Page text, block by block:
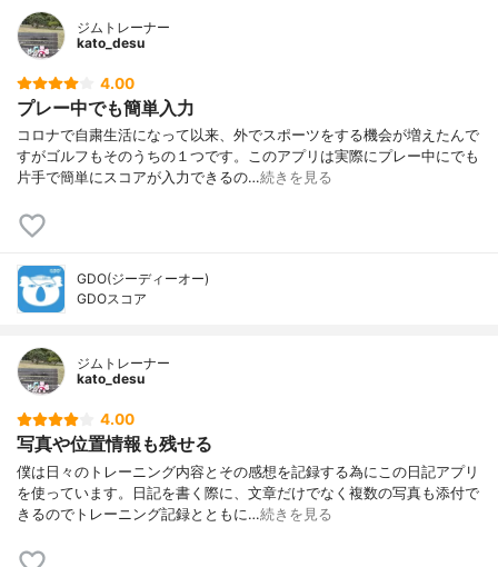
ジムトレーナー
kato_desu
4.00
プレー中でも簡単入力
コロナで自粛生活になって以来、外でスポーツをする機会が増えたんで
すがゴルフもそのうちの１つです。このアプリは実際にプレー中にでも
片手で簡単にスコアが入力できるの…続きを見る
GDO(ジーディーオー)
GDOスコア
ジムトレーナー
kato_desu
4.00
写真や位置情報も残せる
僕は日々のトレーニング内容とその感想を記録する為にこの日記アプリ
を使っています。日記を書く際に、文章だけでなく複数の写真も添付で
きるのでトレーニング記録とともに…続きを見る